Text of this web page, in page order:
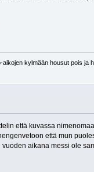
kylmään housut pois ja
että kuvassa
että mun
aikana messi ole